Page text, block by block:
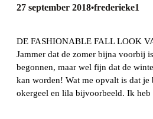
27 september 2018•frederieke1
DE FASHIONABLE FALL LOOK
Jammer dat de zomer bijna voorbij
begonnen, maar wel fijn dat de
kan worden! Wat me opvalt is dat je
okergeel en lila bijvoorbeeld. Ik